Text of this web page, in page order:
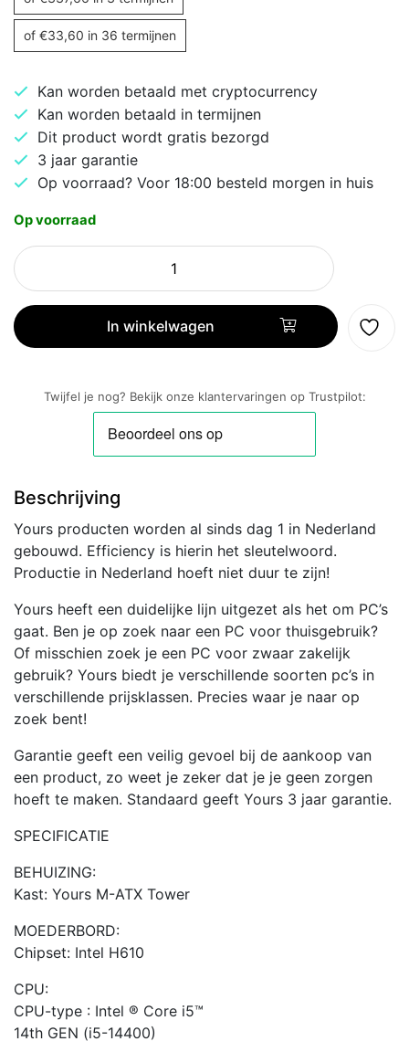
of €33,60 in 36 termijnen
Kan worden betaald met cryptocurrency
Kan worden betaald in termijnen
Dit product wordt gratis bezorgd
3 jaar garantie
Op voorraad? Voor 18:00 besteld morgen in huis
Op voorraad
YOURS
RED
Intel
Core
|
W11
Professional
|
Small
Form
Factor
Behuzing
aantal
In winkelwagen
Twijfel je nog? Bekijk onze klantervaringen op Trustpilot:
Beschrijving
Yours producten worden al sinds dag 1 in Nederland
gebouwd. Efficiency is hierin het sleutelwoord.
Productie in Nederland hoeft niet duur te zijn!
Yours heeft een duidelijke lijn uitgezet als het om PC’s
gaat. Ben je op zoek naar een PC voor thuisgebruik?
Of misschien zoek je een PC voor zwaar zakelijk
gebruik? Yours biedt je verschillende soorten pc’s in
verschillende prijsklassen. Precies waar je naar op
zoek bent!
Garantie geeft een veilig gevoel bij de aankoop van
een product, zo weet je zeker dat je je geen zorgen
hoeft te maken. Standaard geeft Yours 3 jaar garantie.
SPECIFICATIE
BEHUIZING:
Kast: Yours M-ATX Tower
MOEDERBORD:
Chipset: Intel H610
CPU:
CPU-type : Intel ® Core i5™
14th GEN (i5-14400)